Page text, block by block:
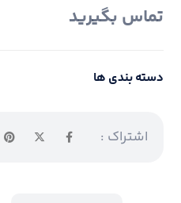
تماس بگیرید
دسته بندی ها